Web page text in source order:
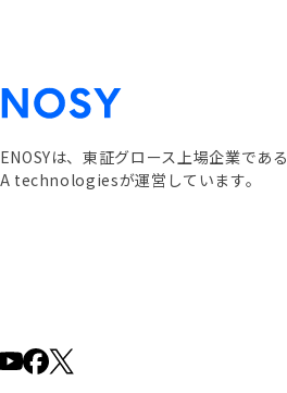
は、東証グロース上場企業である
technologiesが運営しています。